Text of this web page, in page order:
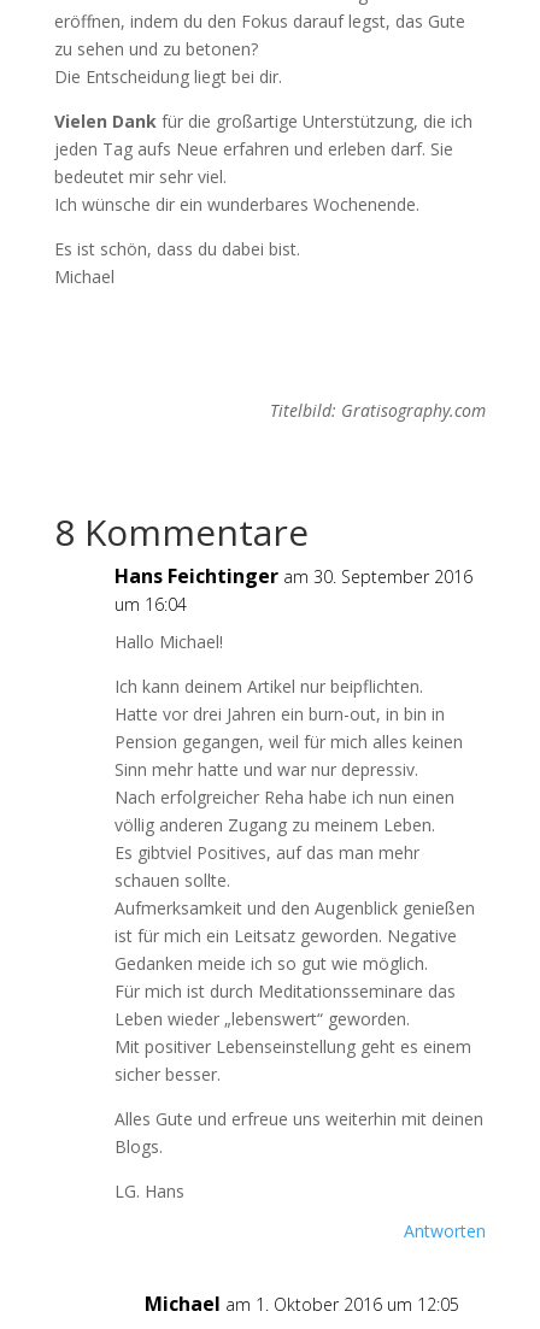
eröffnen, indem du den Fokus darauf legst, das Gute
zu sehen und zu betonen?
Die Entscheidung liegt bei dir.
Vielen Dankfür die großartige Unterstützung, die ich
jeden Tag aufs Neue erfahren und erleben darf. Sie
bedeutet mir sehr viel.
Ich wünsche dir ein wunderbares Wochenende.
Es ist schön, dass du dabei bist.
Michael
Titelbild: Gratisography.com
8 Kommentare
Hans Feichtinger am 30. September 2016
um 16:04
Hallo Michael!
Ich kann deinem Artikel nur beipflichten.
Hatte vor drei Jahren ein burn-out, in bin in
Pension gegangen, weil für mich alles keinen
Sinn mehr hatte und war nur depressiv.
Nach erfolgreicher Reha habe ich nun einen
völlig anderen Zugang zu meinem Leben.
Es gibtviel Positives, auf das man mehr
schauen sollte.
Aufmerksamkeit und den Augenblick genießen
ist für mich ein Leitsatz geworden. Negative
Gedanken meide ich so gut wie möglich.
Für mich ist durch Meditationsseminare das
Leben wieder „lebenswert“ geworden.
Mit positiver Lebenseinstellung geht es einem
sicher besser.
Alles Gute und erfreue uns weiterhin mit deinen
Blogs.
LG. Hans
Antworten
Michael am 1. Oktober 2016 um 12:05